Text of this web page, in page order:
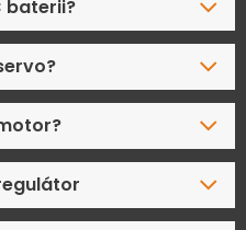
baterii?